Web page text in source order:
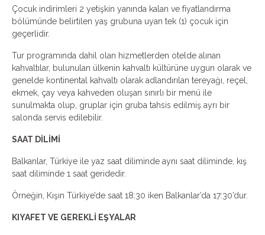
Çocuk indirimleri 2 yetişkin yanında kalan ve fiyatlandırma
bölümünde belirtilen yaş grubuna uyan tek (1) çocuk için
geçerlidir.
Tur programında dahil olan hizmetlerden otelde alınan
kahvaltılar, bulunulan ülkenin kahvaltı kültürüne uygun olarak ve
genelde kontinental kahvaltı olarak adlandırılan tereyağı, reçel,
ekmek, çay veya kahveden oluşan sınırlı bir menü ile
sunulmakta olup, gruplar için gruba tahsis edilmiş ayrı bir
salonda servis edilebilir.
SAAT DİLİMİ
Balkanlar, Türkiye ile yaz saat diliminde aynı saat diliminde, kış
saat diliminde 1 saat geridedir.
Örneğin, Kışın Türkiye’de saat 18:30 iken Balkanlar’da 17:30’dur.
KIYAFET VE GEREKLİ EŞYALAR